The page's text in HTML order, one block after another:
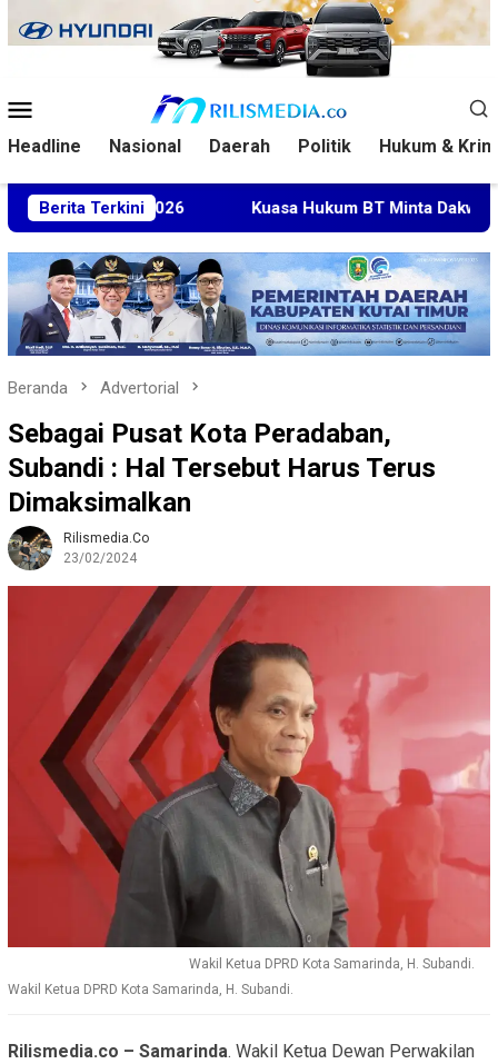
ke
Mobile
Headline Nasional Daerah Politik Hukum &
Berita Terkini
2026 Kuasa Hukum BT Minta Dakwaan Korupsi
Beranda Advertorial
Sebagai Pusat Kota Peradaban,
Subandi : Hal Tersebut Harus Terus
Dimaksimalkan
Rilismedia.co
23/02/2024
Wakil Ketua DPRD Kota Samarinda, H. Subandi.
Wakil Ketua DPRD Kota Samarinda, H. Subandi.
Rilismedia.co – Samarinda. Wakil Ketua Dewan Perwakilan